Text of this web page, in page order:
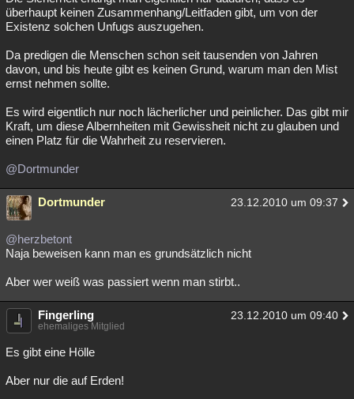
überhaupt keinen Zusammenhang/Leitfaden gibt, um von der
Existenz solchen Unfugs auszugehen.
Da predigen die Menschen schon seit tausenden von Jahren
davon, und bis heute gibt es keinen Grund, warum man den Mist
ernst nehmen sollte.
Es wird eigentlich nur noch lächerlicher und peinlicher. Das gibt mir
Kraft, um diese Albernheiten mit Gewissheit nicht zu glauben und
einen Platz für die Wahrheit zu reservieren.
@Dortmunder
Dortmunder 23.12.2010 um 09:37
@herzbetont
Naja beweisen kann man es grundsätzlich nicht
Aber wer weiß was passiert wenn man stirbt..
Fingerling 23.12.2010 um 09:40
ehemaliges Mitglied
Es gibt eine Hölle
Aber nur die auf Erden!